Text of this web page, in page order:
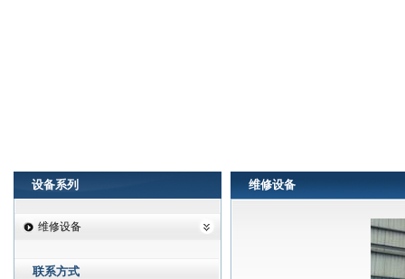
设备系列
维修设备
联系方式
维修设备